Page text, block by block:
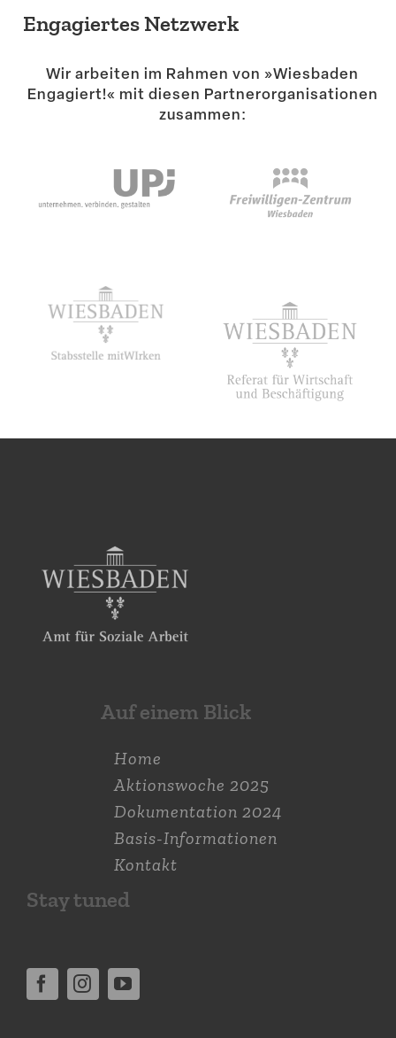
Engagiertes Netzwerk
Wir arbeiten im Rahmen von »Wiesbaden
Engagiert!« mit diesen Partner­or­ga­ni­sa­tionen
zusammen:
Auf einem Blick
Home
Aktions­woche 2025
Dokumen­tation 2024
Basis-Informationen
Kontakt
Stay tuned